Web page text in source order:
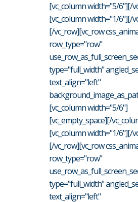
[vc_column width="5/6"][/
[vc_column width="1/6"][/
[/vc_row][vc_row
row_type="row"
type="full_width"
text_align="left"
[vc_column width="5/6"]
[vc_empty_space][/
[vc_column width="1/6"][/
[/vc_row][vc_row
row_type="row"
type="full_width"
text_align="left"